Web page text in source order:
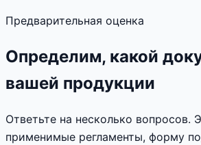
Предварительная оценка
Определим, какой
вашей продукции
Ответьте на несколько вопросов.
применимые регламенты, форму